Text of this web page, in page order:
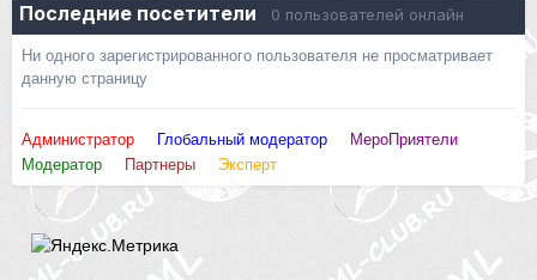
Последние посетители 0 пользователей онлайн
Ни одного зарегистрированного пользователя не просматривает
данную страницу
Администратор Глобальный модератор
МероПриятели
Модератор
Партнеры Эксперт